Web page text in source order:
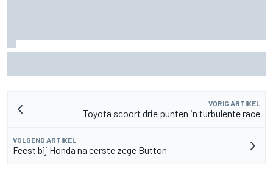
VORIG ARTIKEL
Toyota scoort drie punten in turbulente race
VOLGEND ARTIKEL
Feest bij Honda na eerste zege Button